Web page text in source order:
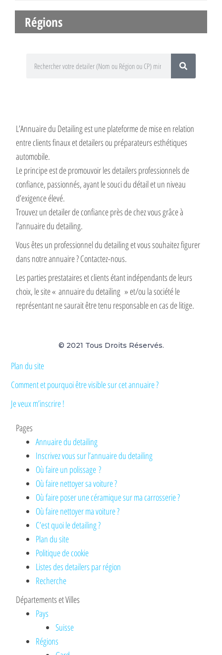
Régions
L’Annuaire du Detailing est une plateforme de mise en relation
entre clients finaux et detailers ou préparateurs esthétiques
automobile.
Le principe est de promouvoir les detailers professionnels de
confiance, passionnés, ayant le souci du détail et un niveau
d’exigence élevé.
Trouvez un detailer de confiance près de chez vous grâce à
l’annuaire du detailing.
Vous êtes un professionnel du detailing et vous souhaitez figurer
dans notre annuaire ? Contactez-nous.
Les parties prestataires et clients étant indépendants de leurs
choix, le site « annuaire du detailing » et/ou la société le
représentant ne saurait être tenu responsable en cas de litige.
© 2021 Tous Droits Réservés.
Plan du site
Comment et pourquoi être visible sur cet annuaire ?
Je veux m’inscrire !
Pages
Annuaire du detailing
Inscrivez vous sur l’annuaire du detailing
Où faire un polissage ?
Où faire nettoyer sa voiture ?
Où faire poser une céramique sur ma carrosserie ?
Où faire nettoyer ma voiture ?
C’est quoi le detailing ?
Plan du site
Politique de cookie
Listes des detailers par région
Recherche
Départements et Villes
Pays
Suisse
Régions